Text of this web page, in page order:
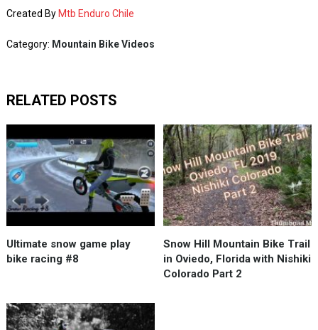
Created By Mtb Enduro Chile
Category: Mountain Bike Videos
RELATED POSTS
Ultimate snow game play
bike racing #8
Snow Hill Mountain Bike Trail
in Oviedo, Florida with Nishiki
Colorado Part 2